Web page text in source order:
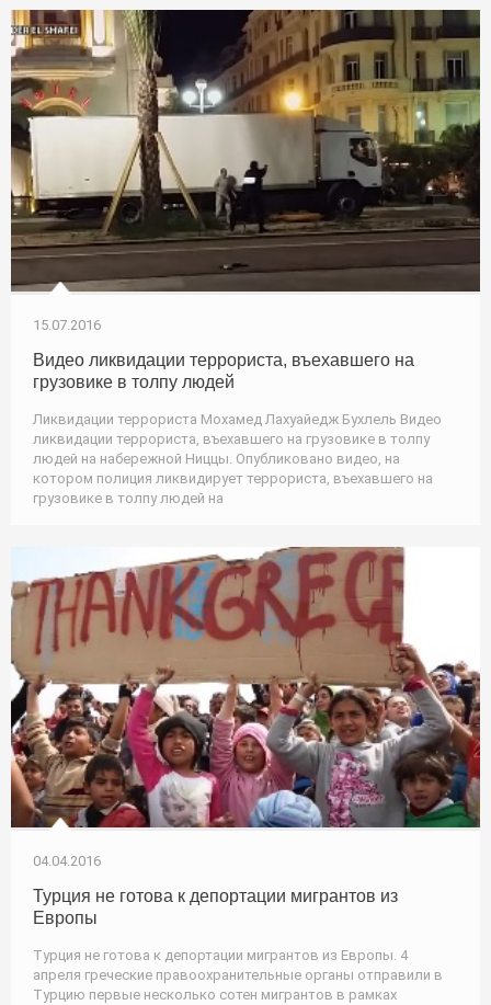
15.07.2016
Видео ликвидации террориста, въехавшего на
грузовике в толпу людей
Ликвидации террориста Мохамед Лахуайедж Бухлель Видео
ликвидации террориста, въехавшего на грузовике в толпу
людей на набережной Ниццы. Опубликовано видео, на
котором полиция ликвидирует террориста, въехавшего на
грузовике в толпу людей на
04.04.2016
Турция не готова к депортации мигрантов из
Европы
Турция не готова к депортации мигрантов из Европы. 4
апреля греческие правоохранительные органы отправили в
Турцию первые несколько сотен мигрантов в рамках